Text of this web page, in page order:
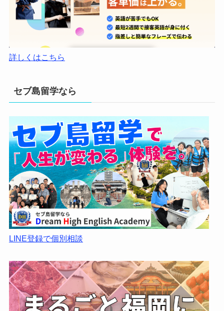
詳しくはこちら
セブ島留学なら
LINE登録で個別相談